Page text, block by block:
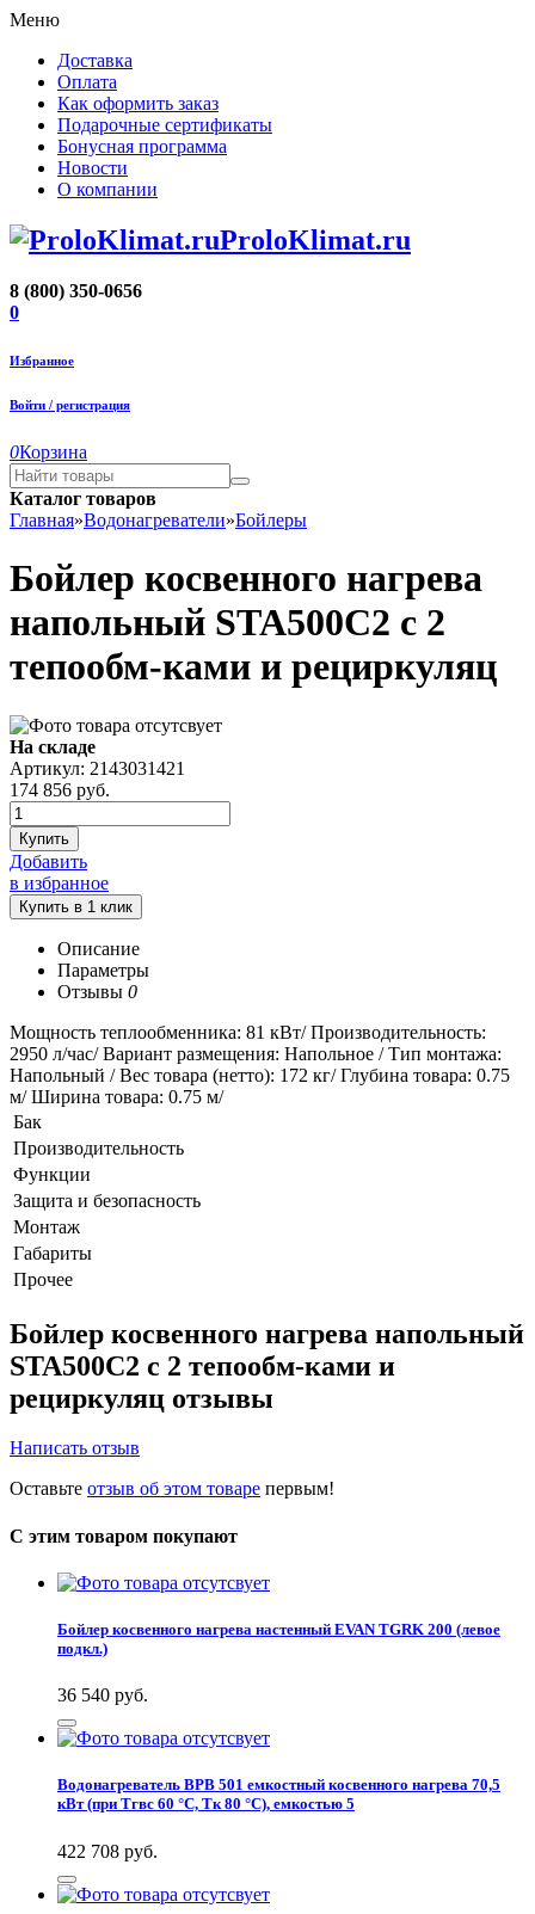
Меню
Доставка
Оплата
Как оформить заказ
Подарочные сертификаты
Бонусная программа
Новости
О компании
ProloKlimat.ru
8 (800) 350-0656
0
Избранное
Войти / регистрация
0Корзина
Каталог товаров
Главная»Водонагреватели»Бойлеры
Бойлер косвенного нагрева
напольный STA500C2 с 2
тепообм-ками и рециркуляц
На складе
Артикул: 2143031421
174 856 руб.
Купить
Добавить
в избранное
Описание
Параметры
Отзывы 0
Мощность теплообменника: 81 кВт/ Производительность:
2950 л/час/ Вариант размещения: Напольное / Тип монтажа:
Напольный / Вес товара (нетто): 172 кг/ Глубина товара: 0.75
м/ Ширина товара: 0.75 м/
Бак
Производительность
Функции
Защита и безопасность
Монтаж
Габариты
Прочее
Бойлер косвенного нагрева напольный
STA500C2 с 2 тепообм-ками и
рециркуляц отзывы
Написать отзыв
Оставьте отзыв об этом товаре первым!
С этим товаром покупают
Бойлер косвенного нагрева настенный EVAN TGRK 200 (левое
подкл.)
36 540 руб.
Водонагреватель BPB 501 емкостный косвенного нагрева 70,5
кВт (при Тгвс 60 °С, Тк 80 °С), емкостью 5
422 708 руб.